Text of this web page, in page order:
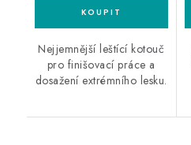
Nejjemnější leštící kotouč
pro finišovací práce a
dosažení extrémního lesku.